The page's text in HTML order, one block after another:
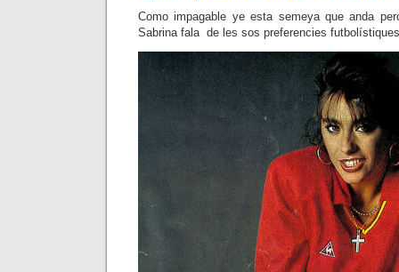
Como impagable ye esta semeya que anda
Sabrina fala de les sos preferencies